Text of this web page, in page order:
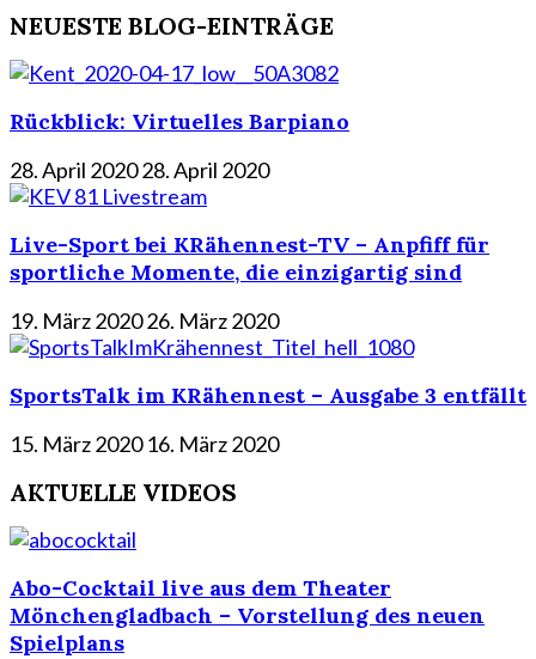
NEUESTE BLOG-EINTRÄGE
Rückblick: Virtuelles Barpiano
28. April 202028. April 2020
Live-Sport bei KRähennest-TV – Anpfiff für
sportliche Momente, die einzigartig sind
19. März 202026. März 2020
SportsTalk im KRähennest – Ausgabe 3 entfällt
15. März 2020 16. März 2020
AKTUELLE VIDEOS
Abo-Cocktail live aus dem Theater
Mönchengladbach – Vorstellung des neuen
Spielplans